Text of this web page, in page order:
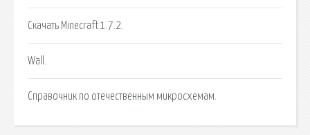
Скачать Minecraft 1.7.2.
Wall.
Справочник по отечественным микросхемам.